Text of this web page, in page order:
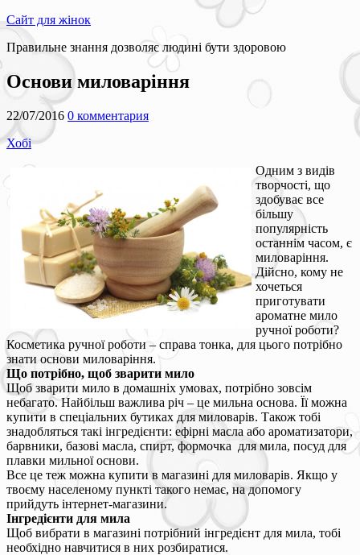
Сайт для жінок
Правильне знання дозволяє людині бути здоровою
Основи миловаріння
22/07/2016 0 комментария
Хобі
Одним з видів
творчості, що
здобуває все
більшу
популярність
останнім часом, є
миловаріння.
Дійсно, кому не
хочеться
приготувати
ароматне мило
ручної роботи?
Косметика ручної роботи – справа тонка, для цього потрібно
знати основи миловаріння.
Що потрібно, щоб зварити мило
Щоб зварити мило в домашніх умовах, потрібно зовсім
небагато. Найбільш важлива річ – це мильна основа. Її можна
купити в спеціальних бутиках для миловарів. Також тобі
знадобляться такі інгредієнти: ефірні масла або ароматизатори,
барвники, базові масла, спирт, формочка для мила, посуд для
плавки мильної основи.
Все це теж можна купити в магазині для миловарів. Якщо у
твоєму населеному пункті такого немає, на допомогу
прийдуть інтернет-магазини.
Інгредієнти для мила
Щоб вибрати в магазині потрібний інгредієнт для мила, тобі
необхідно навчитися в них розбиратися.